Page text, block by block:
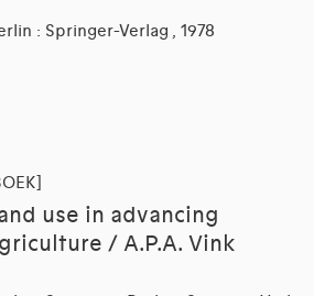
: Springer-Verlag , 1978
use in advancing
/ A.P.A. Vink